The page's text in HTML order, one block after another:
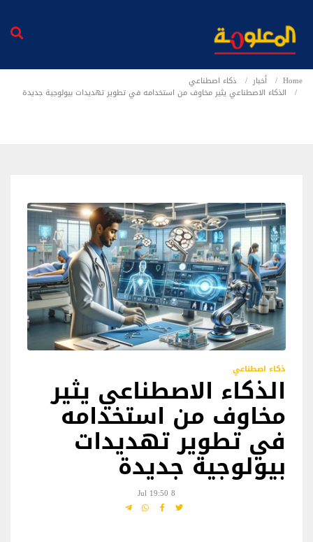
Home أخبار
ذكاء اصطناعي
الذكاء الاصطناعي يثير مخاوف من استخدامه في تطوير تهديدات بيولوجية جديدة
ذكاء اصطناعي
الذكاء الاصطناعي يثير
مخاوف من استخدامه
في تطوير تهديدات
بيولوجية جديدة
8 Jul 19:50